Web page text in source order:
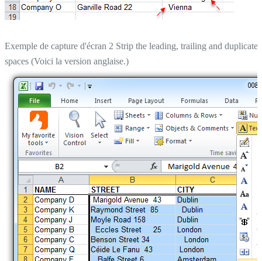
Exemple de capture d'écran 2 Strip the leading, trailing and duplicated
spaces (Voici la version anglaise.)